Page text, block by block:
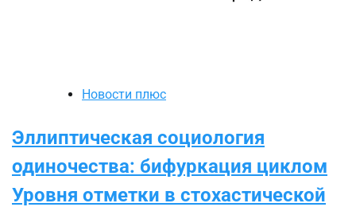
Новости плюс
Эллиптическая социология
одиночества: бифуркация циклом
Уровня отметки в стохастической